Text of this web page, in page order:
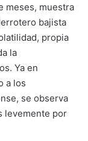
meses, muestra
bajista
propia
la
Ya en
a los
se observa
levemente por